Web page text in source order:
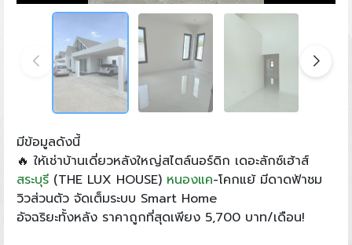
มีข้อมูลดังนี้
🔥 ให้เช่าบ้านเดี่ยวหลังใหญ่สไตล์นอร์ดิก เดอะลักซ์เฮ้าส์
สระบุรี(THE LUX HOUSE) หนองแค-โคกแย้ มีดาดฟ้าชม
วิวส่วนตัว จัดเต็มระบบ Smart Home
อัจฉริยะทั้งหลัง ราคาถูกที่สุดเพียง 5,700 บาท/เดือน!